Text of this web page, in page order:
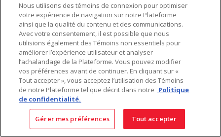
Fait au Canada avec des composants canadiens et importés
INSCRIVEZ-VOUS À L'INFOLETTRE
Obtenez des informations à jour sur les offres de Lumen
Nous utilisons des témoins de connexion pour optimiser
votre expérience de navigation sur notre Plateforme
ainsi que la qualité du contenu et des communications.
Avec votre consentement, il est possible que nous
utilisions également des Témoins non essentiels pour
améliorer l’expérience utilisateur et analyser
l’achalandage de la Plateforme. Vous pouvez modifier
vos préférences avant de continuer. En cliquant sur «
Tout accepter », vous acceptez l’utilisation des Témoins
de notre Plateforme tel que décrit dans notre Politique
de confidentialité.
Gérer mes préférences Tout accepter